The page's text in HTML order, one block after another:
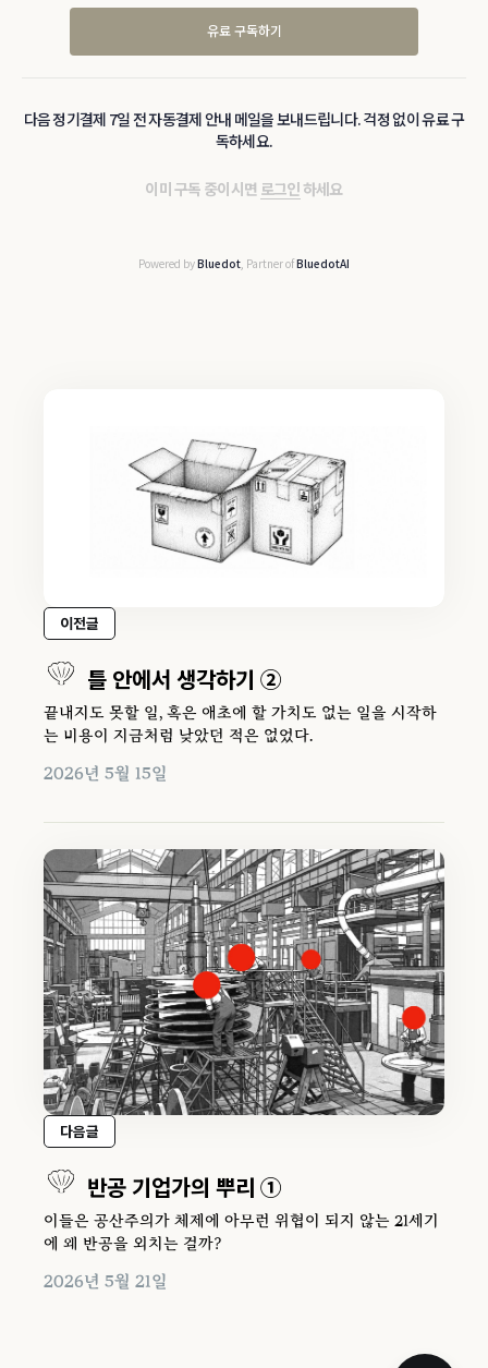
유료 구독하기
다음 정기결제 7일 전 자동결제 안내 메일을 보내드립니다. 걱정 없이 유료 구
독하세요.
이미 구독 중이시면 로그인 하세요
Powered byBluedot , Partner ofBluedotAI
이전글
틀 안에서 생각하기 ②
끝내지도 못할 일, 혹은 애초에 할 가치도 없는 일을 시작하
는 비용이 지금처럼 낮았던 적은 없었다.
2026년 5월 15일
다음글
반공 기업가의 뿌리 ①
이들은 공산주의가 체제에 아무런 위협이 되지 않는 21세기
에 왜 반공을 외치는 걸까?
2026년 5월 21일